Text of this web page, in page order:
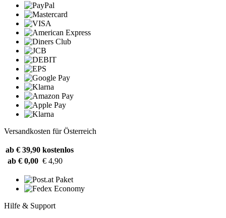
Versandkosten für Österreich
ab € 39,90 kostenlos
ab € 0,00 € 4,90
Hilfe & Support